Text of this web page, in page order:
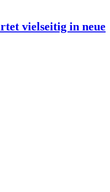
vielseitig in neue